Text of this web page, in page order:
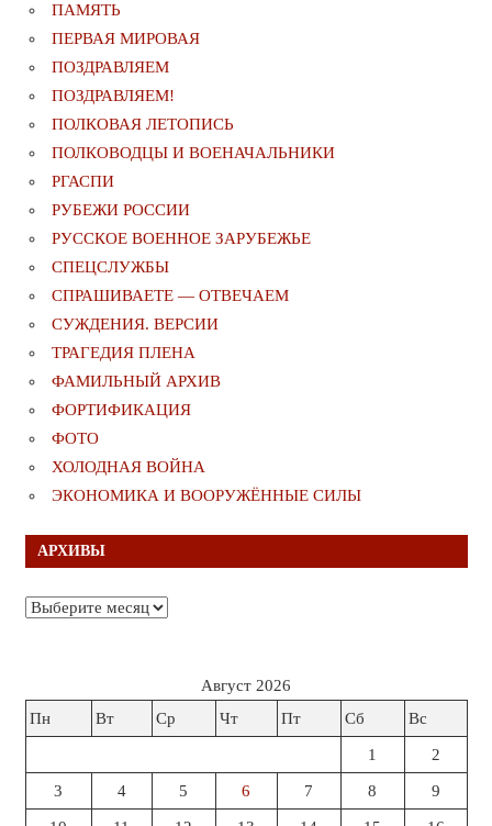
ПАМЯТЬ
ПЕРВАЯ МИРОВАЯ
ПОЗДРАВЛЯЕМ
ПОЗДРАВЛЯЕМ!
ПОЛКОВАЯ ЛЕТОПИСЬ
ПОЛКОВОДЦЫ И ВОЕНАЧАЛЬНИКИ
РГАСПИ
РУБЕЖИ РОССИИ
РУССКОЕ ВОЕННОЕ ЗАРУБЕЖЬЕ
СПЕЦСЛУЖБЫ
СПРАШИВАЕТЕ — ОТВЕЧАЕМ
СУЖДЕНИЯ. ВЕРСИИ
ТРАГЕДИЯ ПЛЕНА
ФАМИЛЬНЫЙ АРХИВ
ФОРТИФИКАЦИЯ
ФОТО
ХОЛОДНАЯ ВОЙНА
ЭКОНОМИКА И ВООРУЖЁННЫЕ СИЛЫ
АРХИВЫ
Архивы
Август 2026
Пн
Вт Ср Чт Пт Сб Вс
1 2
3 4 5 6 7 8 9